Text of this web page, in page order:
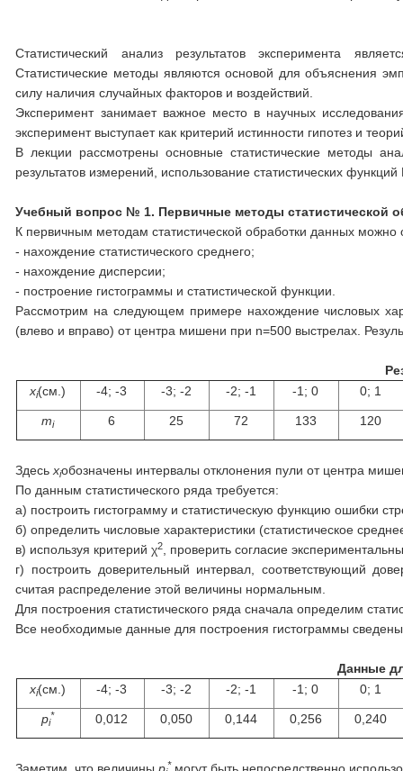
Статистический анализ результатов эксперимента
Статистические методы являются основой для объяснения
силу наличия случайных факторов и воздействий.
Эксперимент занимает важное место в научных
эксперимент выступает как критерий истинности гипотез и
В лекции рассмотрены основные статистические методы
результатов измерений, использование статистических
Учебный вопрос № 1. Первичные методы статистической
К первичным методам статистической обработки данных
- нахождение статистического среднего;
- нахождение дисперсии;
- построение гистограммы и статистической функции.
Рассмотрим на следующем примере нахождение числовых
(влево и вправо) от центра мишени при n=500 выстрелах.
xi(см.) -4; -3 -3; -2 -2; -1 -1; 0 0; 1
mi 6 25 72 133 120
Здесьxiобозначены интервалы отклонения пули от центра
По данным статистического ряда требуется:
а) построить гистограмму и статистическую функцию ошибки
б) определить числовые характеристики (статистическое
в) используя критерий χ2
, проверить согласие
г) построить доверительный интервал, соответствующий
считая распределение этой величины нормальным.
Для построения статистического ряда сначала определим
Все необходимые данные для построения гистограммы
Данные
xi(см.) -4; -3 -3; -2 -2; -1 -1; 0 0; 1
pi
* 0,012 0,050 0,144 0,256 0,240
*